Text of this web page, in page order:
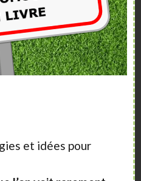
et art.
(proche
et idées pour